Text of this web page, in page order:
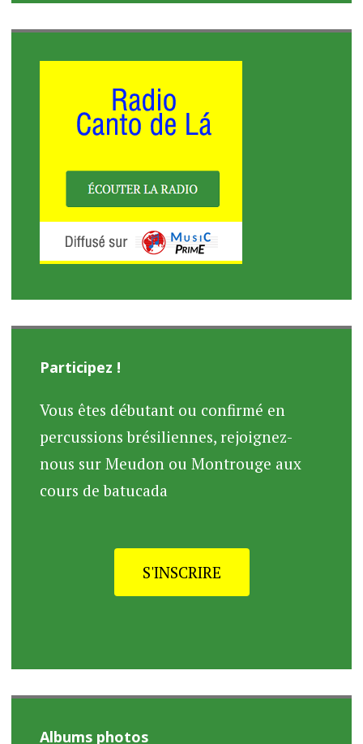
Participez !
Vous êtes débutant ou confirmé en
percussions brésiliennes, rejoignez-
nous sur Meudon ou Montrouge aux
cours de batucada
S'INSCRIRE
Albums photos